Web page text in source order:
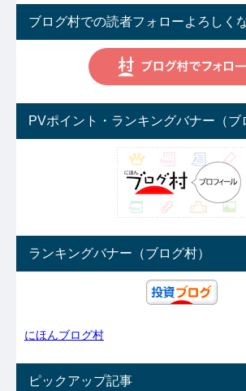
ブログ村での読者フォローよろしく
PVポイント・ランキングバナー（ブ
ランキングバナー（ブログ村）
にほんブログ村
ピックアップ記事